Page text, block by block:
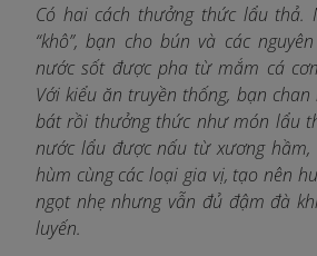
Có hai cách thưởng thức lẩu thả.
“khô”, bạn cho bún và các
nước sốt được pha từ mắm cá
Với kiểu ăn truyền thống, bạn
bát rồi thưởng thức như món lẩu
nước lẩu được nấu từ xương
hùm cùng các loại gia vị, tạo nên
ngọt nhẹ nhưng vẫn đủ đậm đà
luyến.